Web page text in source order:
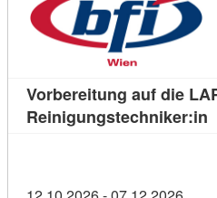
Vorbereitung auf die
Reinigungstechniker:in